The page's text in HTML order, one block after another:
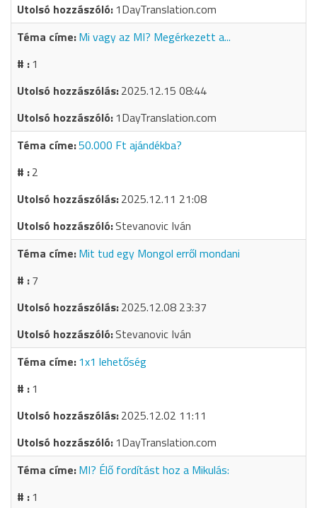
1DayTranslation.com
Mi vagy az MI? Megérkezett a...
1
2025.12.15 08:44
1DayTranslation.com
50.000 Ft ajándékba?
2
2025.12.11 21:08
Stevanovic Iván
Mit tud egy Mongol erről mondani
7
2025.12.08 23:37
Stevanovic Iván
1x1 lehetőség
1
2025.12.02 11:11
1DayTranslation.com
MI? Élő fordítást hoz a Mikulás:
1